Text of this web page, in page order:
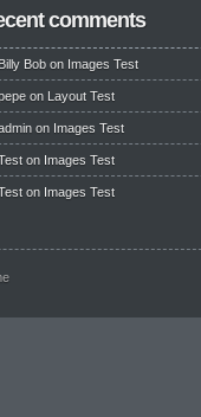
comments
Billy Bob on Images Test
on Layout Test
on Images Test
on Images Test
on Images Test